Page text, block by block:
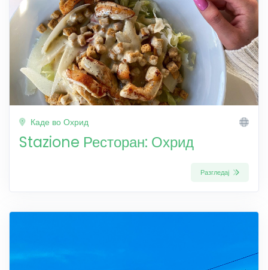
Каде во Охрид
Stazione Ресторан: Охрид
Разгледај